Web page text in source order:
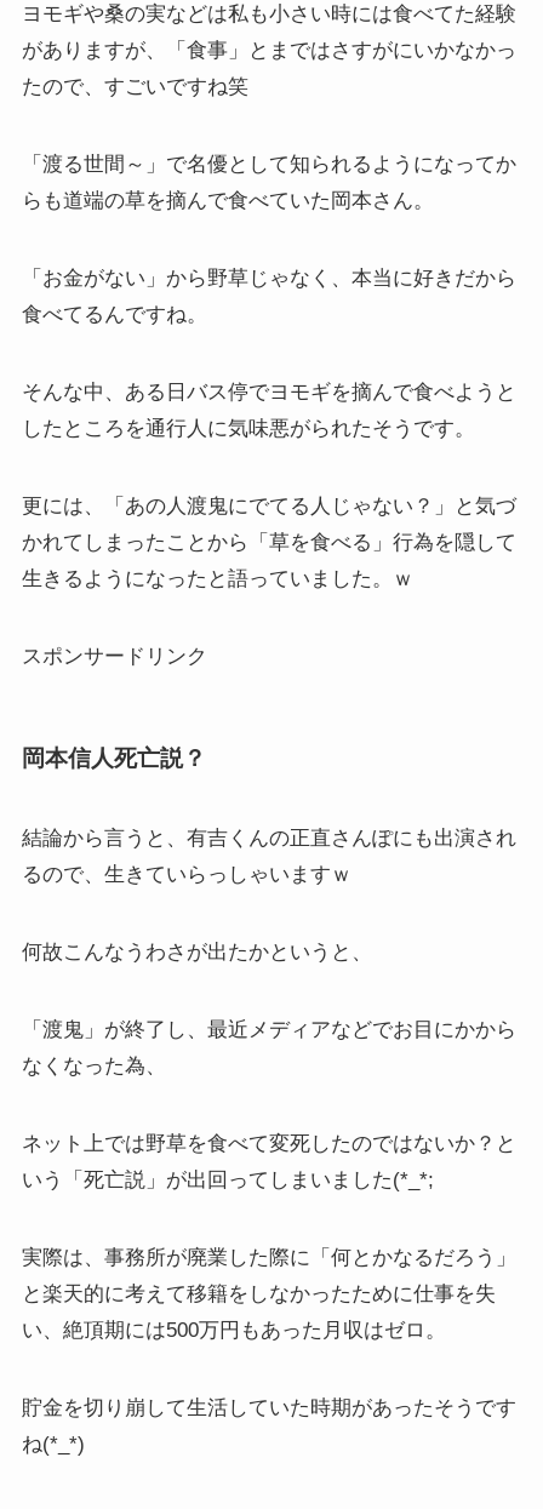
ヨモギや桑の実などは私も小さい時には食べてた経験
がありますが、「食事」とまではさすがにいかなかっ
たので、すごいですね笑
「渡る世間～」で名優として知られるようになってか
らも道端の草を摘んで食べていた岡本さん。
「お金がない」から野草じゃなく、本当に好きだから
食べてるんですね。
そんな中、ある日バス停でヨモギを摘んで食べようと
したところを通行人に気味悪がられたそうです。
更には、「あの人渡鬼にでてる人じゃない？」と気づ
かれてしまったことから「草を食べる」行為を隠して
生きるようになったと語っていました。ｗ
スポンサードリンク
岡本信人死亡説？
結論から言うと、有吉くんの正直さんぽにも出演され
るので、生きていらっしゃいますｗ
何故こんなうわさが出たかというと、
「渡鬼」が終了し、最近メディアなどでお目にかから
なくなった為、
ネット上では野草を食べて変死したのではないか？と
いう「死亡説」が出回ってしまいました(*_*;
実際は、事務所が廃業した際に「何とかなるだろう」
と楽天的に考えて移籍をしなかったために仕事を失
い、絶頂期には500万円もあった月収はゼロ。
貯金を切り崩して生活していた時期があったそうです
ね(*_*)